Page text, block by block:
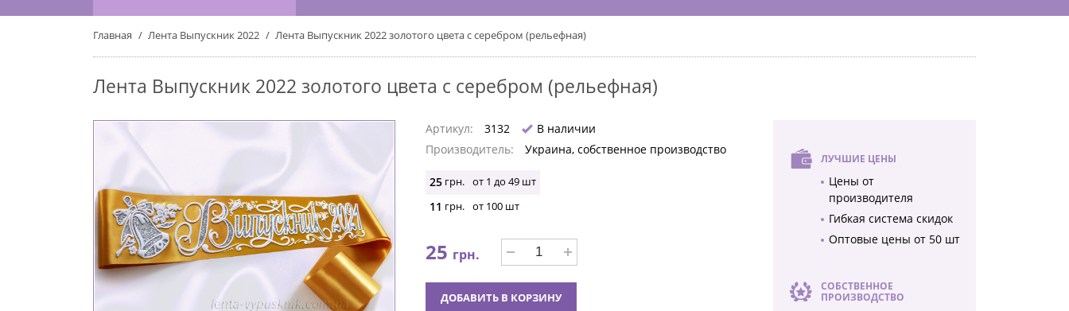
Главная Лента Выпускник 2022 Лента Выпускник 2022 золотого цвета с серебром (рельефная)
Лента Выпускник 2022 золотого цвета с серебром (рельефная)
Артикул: 3132
В наличии
Производитель:
Украина, собственное производство
25 грн. от 1 до 49шт
11 грн. от 100шт
25 грн.
ДОБАВИТЬ В КОРЗИНУ
ЛУЧШИЕ ЦЕНЫ
Цены от
производителя
Гибкая система скидок
Оптовые цены от 50 шт
СОБСТВЕННОЕ
ПРОИЗВОДСТВО